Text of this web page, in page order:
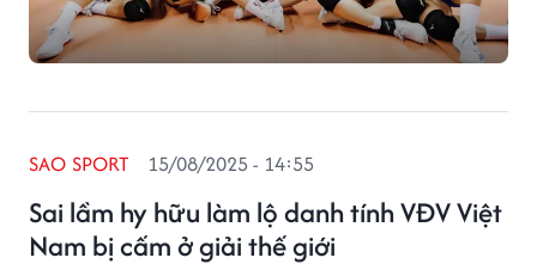
Sai lầm hy hữu làm lộ danh tính VĐV Việt
Nam bị cấm ở giải thế giới
SAO SPORT 15/08/2025 - 14:55